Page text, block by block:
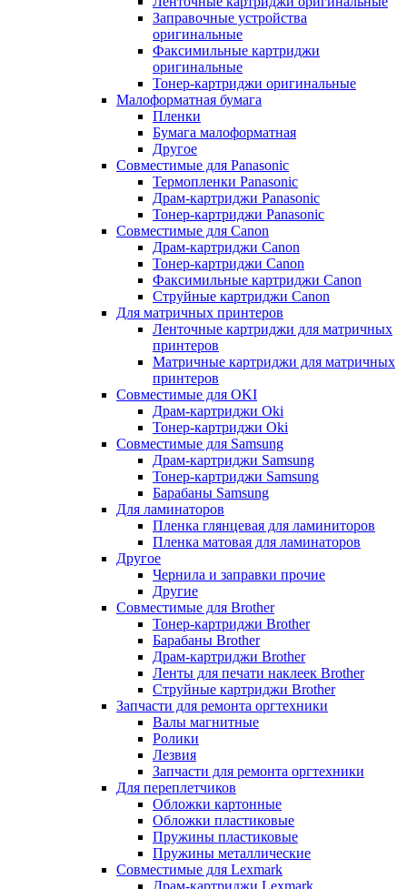
Заправочные устройства
оригинальные
Факсимильные картриджи
оригинальные
Тонер-картриджи оригинальные
Малоформатная бумага
Пленки
Бумага малоформатная
Другое
Совместимые для Panasonic
Термопленки Panasonic
Драм-картриджи Panasonic
Тонер-картриджи Panasonic
Совместимые для Canon
Драм-картриджи Canon
Тонер-картриджи Canon
Факсимильные картриджи Canon
Струйные картриджи Canon
Для матричных принтеров
Ленточные картриджи для матричных
принтеров
Матричные картриджи для матричных
принтеров
Совместимые для OKI
Драм-картриджи Oki
Тонер-картриджи Oki
Совместимые для Samsung
Драм-картриджи Samsung
Тонер-картриджи Samsung
Барабаны Samsung
Для ламинаторов
Пленка глянцевая для ламиниторов
Пленка матовая для ламинаторов
Другое
Чернила и заправки прочие
Другие
Совместимые для Brother
Тонер-картриджи Brother
Барабаны Brother
Драм-картриджи Brother
Ленты для печати наклеек Brother
Струйные картриджи Brother
Запчасти для ремонта оргтехники
Валы магнитные
Ролики
Лезвия
Запчасти для ремонта оргтехники
Для переплетчиков
Обложки картонные
Обложки пластиковые
Пружины пластиковые
Пружины металлические
Совместимые для Lexmark
Драм-картриджи Lexmark